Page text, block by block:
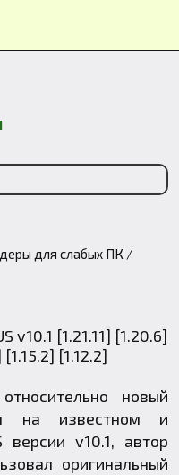
для слабых ПК
новый
на известном и
версии v10.1, автор
оригинальный